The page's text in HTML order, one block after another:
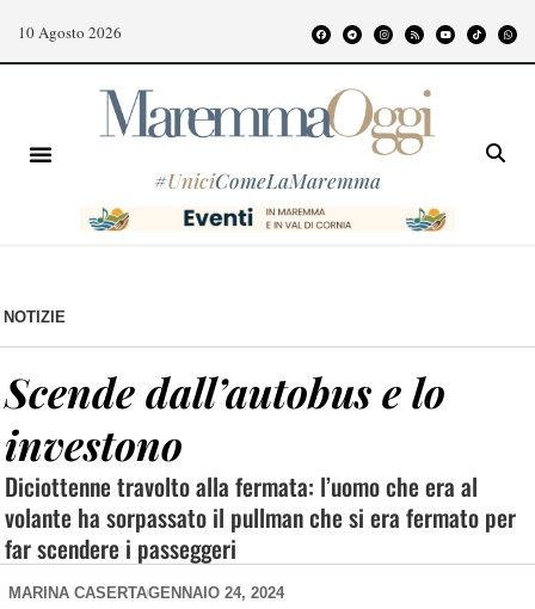
10 Agosto 2026
#UniciComeLaMaremma
NOTIZIE
Scende dall’autobus e lo
investono
Diciottenne travolto alla fermata: l’uomo che era al
volante ha sorpassato il pullman che si era fermato per
far scendere i passeggeri
MARINA CASERTAGENNAIO 24, 2024